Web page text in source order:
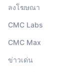
ลงโฆษณา
CMC Labs
CMC Max
ข่าวเด่น